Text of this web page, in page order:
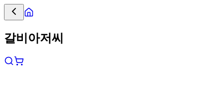
갈비아저씨